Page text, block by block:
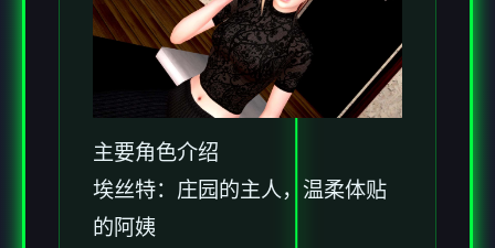
主要角色介绍
埃丝特：庄园的主人，温柔体贴
的阿姨